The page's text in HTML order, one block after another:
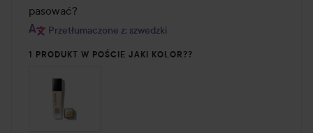
pasować?
Przetłumaczone z: szwedzki
1 PRODUKT W POŚCIE JAKI KOLOR??